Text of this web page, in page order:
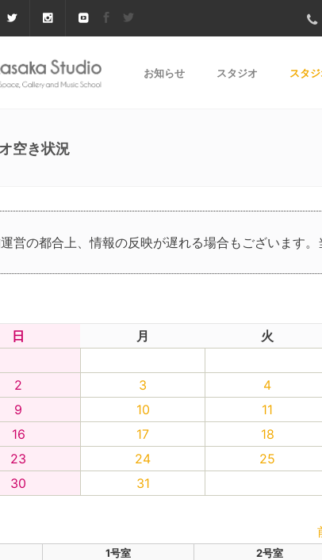
お知らせ スタジオ スタ
空き状況
営の都合上、情報の反映が遅れる場合もございます。
日
月 火
2
3 4
9
10 11
16
17 18
23
24 25
30
31
1号室 2号室